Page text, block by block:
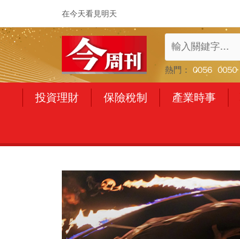
在今天看見明天
熱門： 0056 0050
投資理財 保險稅制 產業時事